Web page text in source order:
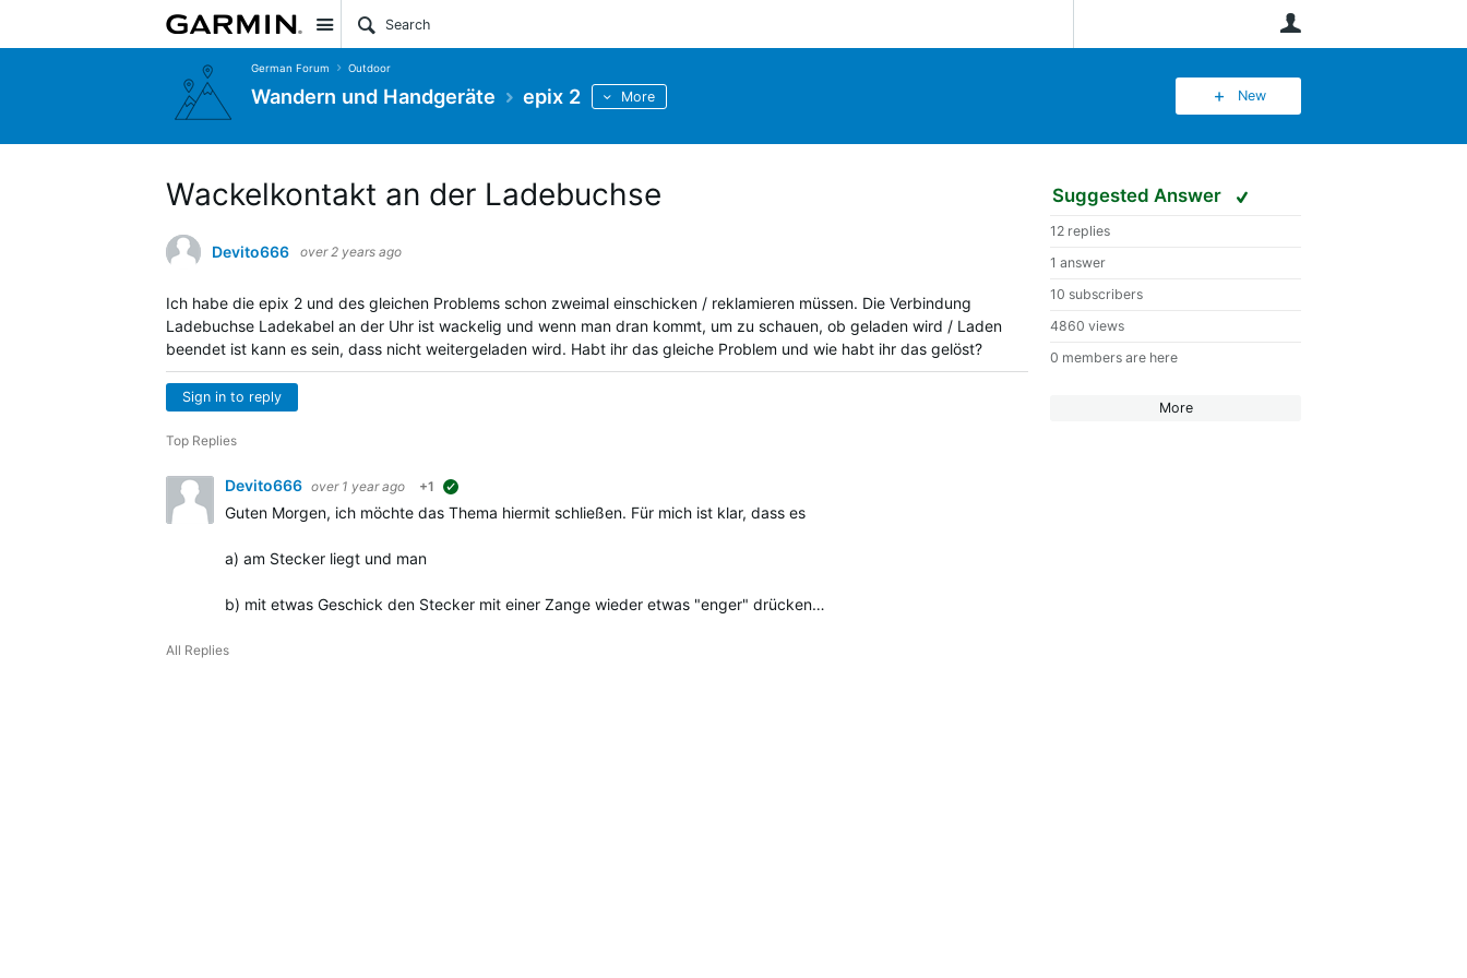
Site
German Forum Outdoor
Wandern und Handgeräte epix 2 More New
Suggested Answer
12 replies
1 answer
10 subscribers
4860 views
0 members are here
More
Wackelkontakt an der Ladebuchse
Devito666 over 2 years ago
Ich habe die epix 2 und des gleichen Problems schon zweimal einschicken / reklamieren müssen. Die Verbindung
Ladebuchse Ladekabel an der Uhr ist wackelig und wenn man dran kommt, um zu schauen, ob geladen wird / Laden
beendet ist kann es sein, dass nicht weitergeladen wird. Habt ihr das gleiche Problem und wie habt ihr das gelöst?
Sign in to reply
Top Replies
Devito666 over 1 year ago +1
Guten Morgen, ich möchte das Thema hiermit schließen. Für mich ist klar, dass es
a) am Stecker liegt und man
b) mit etwas Geschick den Stecker mit einer Zange wieder etwas "enger" drücken…
All Replies